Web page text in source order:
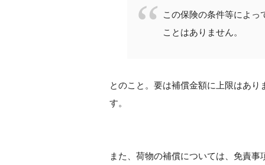
この保険の条件等によっ
ことはありません。
とのこと。要は補償金額に上限はあ
す。
また、荷物の補償については、免責